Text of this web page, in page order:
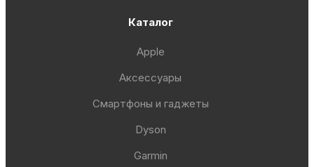
Каталог
Apple
Аксессуары
Смартфоны и гаджеты
Dyson
Garmin